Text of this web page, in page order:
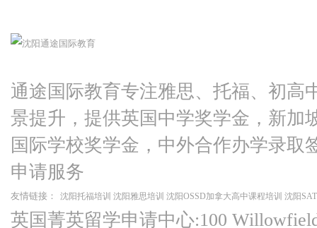
通途国际教育专注雅思、托福、初高
景提升，提供英国中学奖学金，新加
国际学校奖学金，中外合作办学录取
申请服务
友情链接： 沈阳托福培训 沈阳雅思培训 沈阳OSSD加拿大高中课程培训 沈阳
英国菁英留学申请中心:100